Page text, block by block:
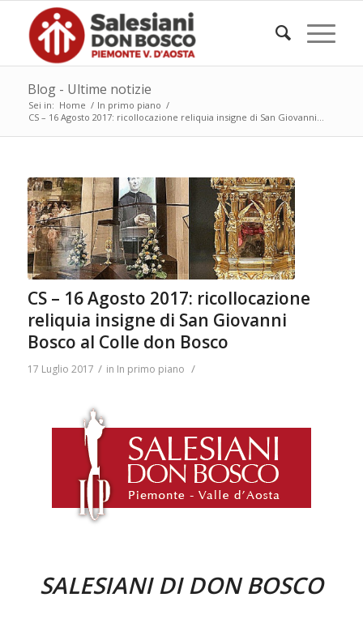
Blog - Ultime notizie
Sei in: Home / In primo piano /
CS – 16 Agosto 2017: ricollocazione reliquia insigne di San Giovanni...
CS – 16 Agosto 2017: ricollocazione
reliquia insigne di San Giovanni
Bosco al Colle don Bosco
17 Luglio 2017 / in In primo piano /
SALESIANI DI DON BOSCO